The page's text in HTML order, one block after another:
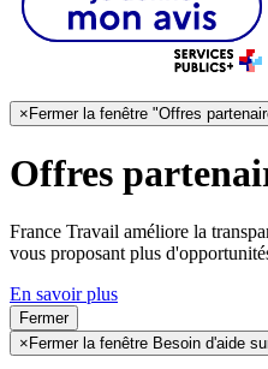
×Fermer la fenêtre "Offres
Offres
France Travail améliore la
vous proposant plus
En savoir plus
Fermer
× Fermer la fenêtre Besoin d'aide